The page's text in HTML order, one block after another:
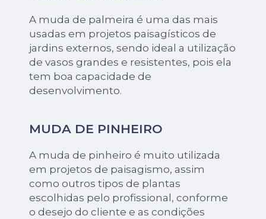
A muda de palmeira é uma das mais
usadas em projetos paisagísticos de
jardins externos, sendo ideal a utilização
de vasos grandes e resistentes, pois ela
tem boa capacidade de
desenvolvimento.
MUDA DE PINHEIRO
A muda de pinheiro é muito utilizada
em projetos de paisagismo, assim
como outros tipos de plantas
escolhidas pelo profissional, conforme
o desejo do cliente e as condições